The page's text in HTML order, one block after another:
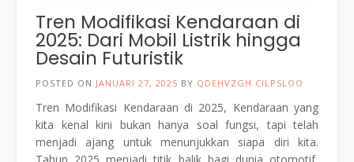
Tren Modifikasi Kendaraan di
2025: Dari Mobil Listrik hingga
Desain Futuristik
POSTED ON JANUARI 27, 2025 BY QDEHVZGH CILPSLOO
Tren Modifikasi Kendaraan di 2025, Kendaraan yang
kita kenal kini bukan hanya soal fungsi, tapi telah
menjadi ajang untuk menunjukkan siapa diri kita.